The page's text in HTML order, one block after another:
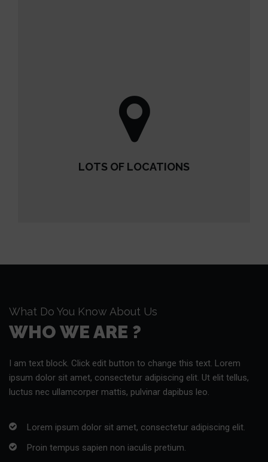
LOTS OF LOCATIONS
LOTS OF LOCATIONS
What Do You Know About Us
WHO WE ARE ?
I am text block. Click edit button to change this text. Lorem
ipsum dolor sit amet, consectetur adipiscing elit. Ut elit tellus,
luctus nec ullamcorper mattis, pulvinar dapibus leo.
Lorem ipsum dolor sit amet, consectetur adipiscing elit.
Proin tempus sapien non iaculis pretium.